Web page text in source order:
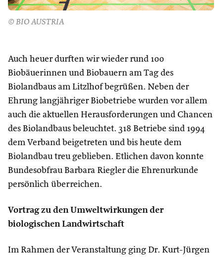
© BIO AUSTRIA
Auch heuer durften wir wieder rund 100
Biobäuerinnen und Biobauern am Tag des
Biolandbaus am Litzlhof begrüßen. Neben der
Ehrung langjähriger Biobetriebe wurden vor allem
auch die aktuellen Herausforderungen und Chancen
des Biolandbaus beleuchtet. 318 Betriebe sind 1994
dem Verband beigetreten und bis heute dem
Biolandbau treu geblieben. Etlichen davon konnte
Bundesobfrau Barbara Riegler die Ehrenurkunde
persönlich überreichen.
Vortrag zu den Umweltwirkungen der
biologischen Landwirtschaft
Im Rahmen der Veranstaltung ging Dr. Kurt-Jürgen